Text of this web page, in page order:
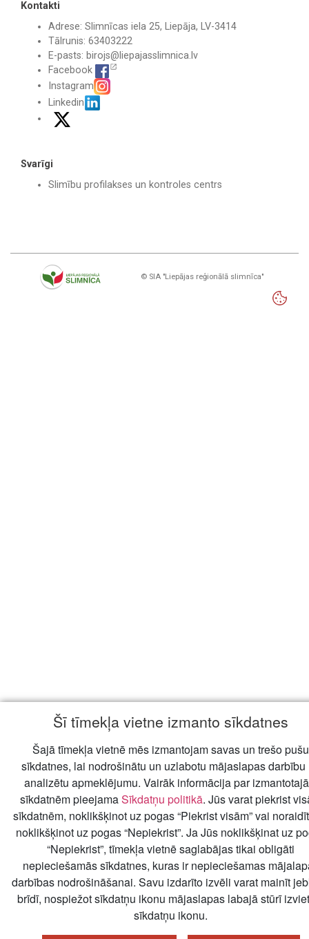
Kontakti
Adrese: Slimnīcas iela 25, Liepāja, LV-3414
Tālrunis: 63403222
E-pasts: birojs@liepajasslimnica.lv
Facebook
Instagram
Linkedin
Svarīgi
Slimību profilakses un kontroles centrs
© SIA "Liepājas reģionālā slimnīca"
Šī tīmekļa vietne izmanto sīkdatnes
Šajā tīmekļa vietnē mēs izmantojam savas un trešo pušu
sīkdatnes, lai nodrošinātu un uzlabotu mājaslapas darbību
analizētu apmeklējumu. Vairāk informācija par
sīkdatnēm pieejamaSīkdatņu politikā. Jūs varat piekrist
sīkdatnēm, noklikšķinot uz pogas “Piekrist visām” vai
noklikšķinot uz pogas “Nepiekrist”. Ja Jūs noklikšķinat uz
“Nepiekrist”, tīmekļa vietnē saglabājas tikai obligāti
nepieciešamās sīkdatnes, kuras ir nepieciešamas
darbības nodrošināšanai. Savu izdarīto izvēli varat mainīt
brīdī, nospiežot sīkdatņu ikonu mājaslapas labajā stūrī
sīkdatņu ikonu.